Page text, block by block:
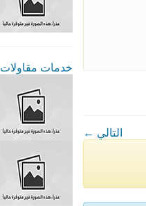
← التالي
خدمات مقاولات